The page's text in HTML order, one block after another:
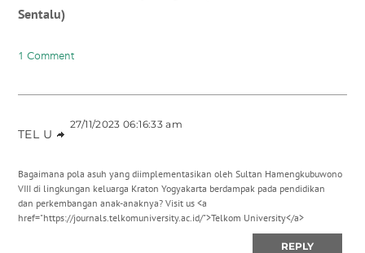
Sentalu)
1 Comment
TEL U
27/11/2023 06:16:33 am
Bagaimana pola asuh yang diimplementasikan oleh Sultan Hamengkubuwono
VIII di lingkungan keluarga Kraton Yogyakarta berdampak pada pendidikan
dan perkembangan anak-anaknya? Visit us <a
href="https://journals.telkomuniversity.ac.id/">Telkom University</a>
REPLY